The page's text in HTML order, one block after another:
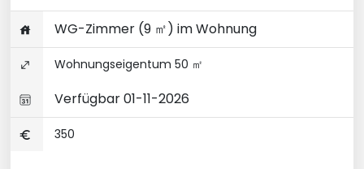
WG-Zimmer (9 ㎡) im Wohnung
Wohnungseigentum 50 ㎡
Verfügbar 01-11-2026
350